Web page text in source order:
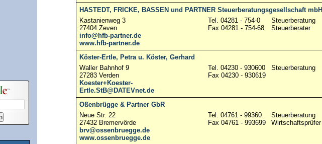
HASTEDT, FRICKE, BASSEN und PARTNER Steuerberatungsgesellschaft mbH
Kastanienweg 3
27404 Zeven
info@hfb-partner.de
www.hfb-partner.de
Tel. 04281 - 754-0
Fax 04281 - 754-68
Steuerberatung
Steuerberater
Köster-Ertle, Petra u. Köster, Gerhard
Waller Bahnhof 9
27283 Verden
Koester+Koester-
Ertle.StB@DATEVnet.de
Tel. 04230 - 930600
Fax 04230 - 930619
Steuerberatung
Oßenbrügge & Partner GbR
Neue Str. 22
27432 Bremervörde
brv@ossenbruegge.de
www.ossenbruegge.de
Tel. 04761 - 99360
Fax 04761 - 993699
Steuerberatung
Wirtschaftsprüfer